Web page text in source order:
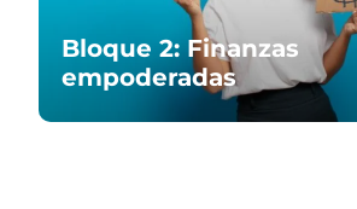
Bloque 2: Finanzas
empoderadas